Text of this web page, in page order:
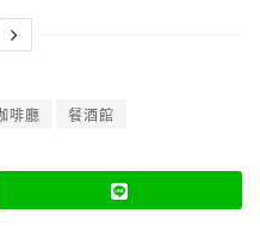
啡廳 餐酒館